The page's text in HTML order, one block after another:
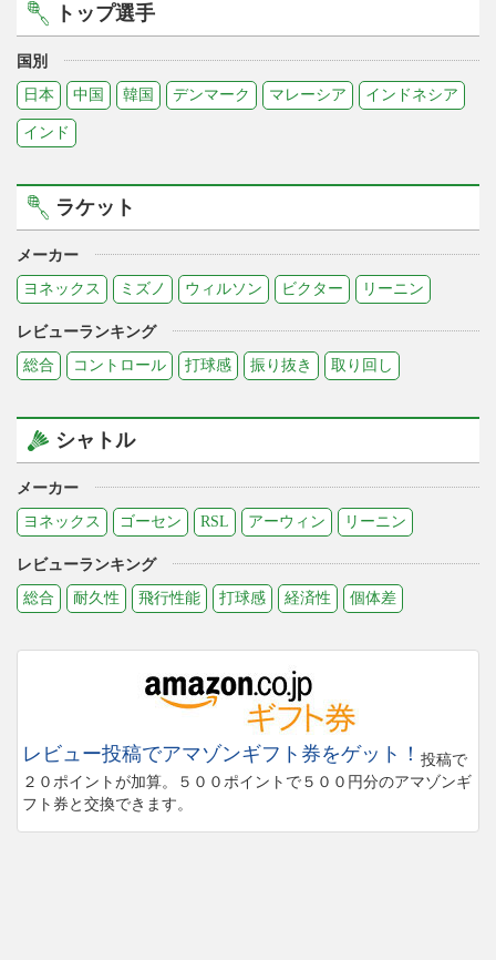
トップ選手
国別
日本
中国 韓国 デンマーク マレーシア インドネシア
インド
ラケット
メーカー
ヨネックス
ミズノ ウィルソン ビクター リーニン
レビューランキング
総合
コントロール 打球感 振り抜き 取り回し
シャトル
メーカー
ヨネックス
ゴーセン RSL アーウィン リーニン
レビューランキング
総合
耐久性 飛行性能 打球感 経済性 個体差
レビュー投稿でアマゾンギフト券をゲット！ 投稿で
２０ポイントが加算。５００ポイントで５００円分のアマゾンギ
フト券と交換できます。